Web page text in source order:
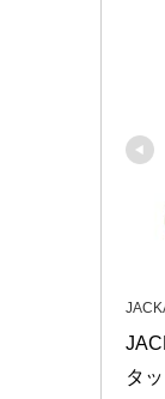
タ